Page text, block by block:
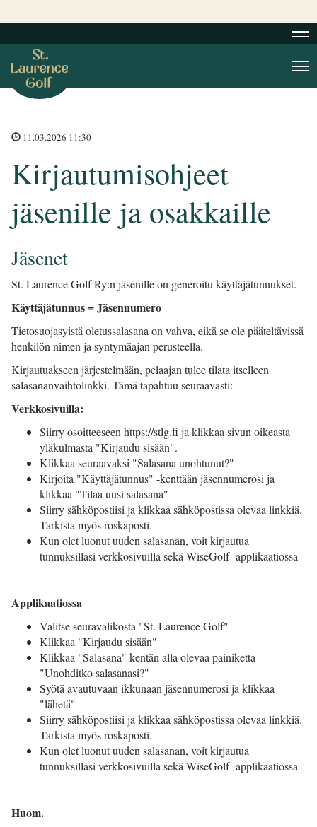
11.03.2026 11:30
Kirjautumisohjeet
jäsenille ja osakkaille
Jäsenet
St. Laurence Golf Ry:n jäsenille on generoitu käyttäjätunnukset.
Käyttäjätunnus = Jäsennumero
Tietosuojasyistä oletussalasana on vahva, eikä se ole pääteltävissä
henkilön nimen ja syntymäajan perusteella.
Kirjautuakseen järjestelmään, pelaajan tulee tilata itselleen
salasananvaihtolinkki. Tämä tapahtuu seuraavasti:
Verkkosivuilla:
Siirry osoitteeseen https://stlg.fi ja klikkaa sivun oikeasta
yläkulmasta "Kirjaudu sisään".
Klikkaa seuraavaksi "Salasana unohtunut?"
Kirjoita "Käyttäjätunnus" -kenttään jäsennumerosi ja
klikkaa "Tilaa uusi salasana"
Siirry sähköpostiisi ja klikkaa sähköpostissa olevaa linkkiä.
Tarkista myös roskaposti.
Kun olet luonut uuden salasanan, voit kirjautua
tunnuksillasi verkkosivuilla sekä WiseGolf -applikaatiossa
Applikaatiossa
Valitse seuravalikosta "St. Laurence Golf"
Klikkaa "Kirjaudu sisään"
Klikkaa "Salasana" kentän alla olevaa painiketta
"Unohditko salasanasi?"
Syötä avautuvaan ikkunaan jäsennumerosi ja klikkaa
"lähetä"
Siirry sähköpostiisi ja klikkaa sähköpostissa olevaa linkkiä.
Tarkista myös roskaposti.
Kun olet luonut uuden salasanan, voit kirjautua
tunnuksillasi verkkosivuilla sekä WiseGolf -applikaatiossa
Huom.